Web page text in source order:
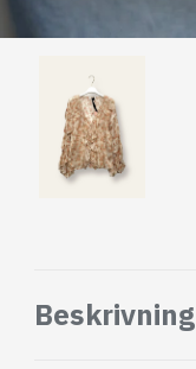
Beskrivning